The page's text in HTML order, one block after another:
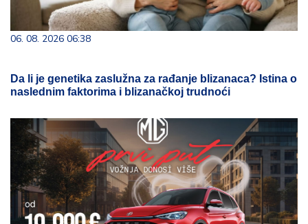
06. 08. 2026 06:38
Da li je genetika zaslužna za rađanje blizanaca? Istina o
naslednim faktorima i blizanačkoj trudnoći